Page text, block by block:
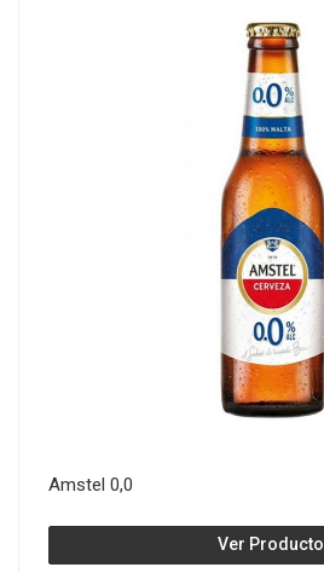
Amstel 0,0
Ver Producto